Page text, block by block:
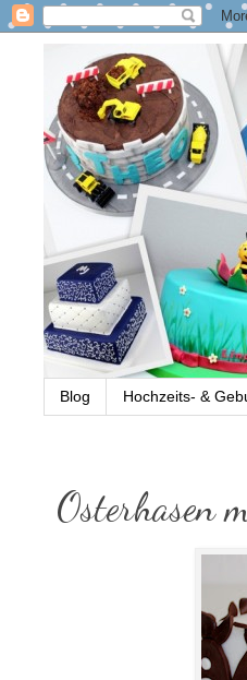
Blog Hochzeits- &
Osterhasen